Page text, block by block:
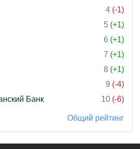
4 (-1)
5 (+1)
6 (+1)
7 (+1)
8 (+1)
9 (-4)
Банк
10 (-6)
Общий рейтинг